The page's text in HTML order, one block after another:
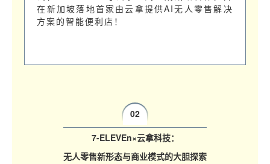
在新加坡落地首家由云拿提供AI无人零售解决
方案的智能便利店！
02
7-ELEVEn×云拿科技：
无人零售新形态与商业模式的大胆探索